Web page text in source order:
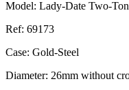
Model: Lady-Date Two-
Ref: 69173
Case: Gold-Steel
Diameter: 26mm without